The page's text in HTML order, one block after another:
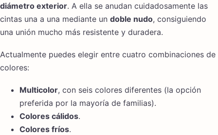
diámetro exterior. A ella se anudan cuidadosamente las
cintas una a una mediante un doble nudo, consiguiendo
una unión mucho más resistente y duradera.
Actualmente puedes elegir entre cuatro combinaciones de
colores:
Multicolor, con seis colores diferentes (la opción
preferida por la mayoría de familias).
Colores cálidos.
Colores fríos.